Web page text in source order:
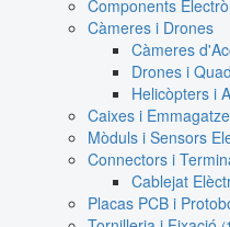
Components
Càmeres i Drones
Càmeres
Drones i
Helicòpters i
Caixes i
Mòduls i Sensors
Connectors i
Cablejat
Placas PCB i